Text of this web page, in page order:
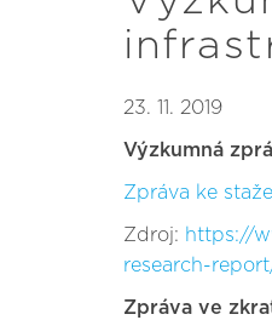
23. 11. 2019
Výzkumná
Zpráva ke
Zdroj: https://
research-
Zpráva ve